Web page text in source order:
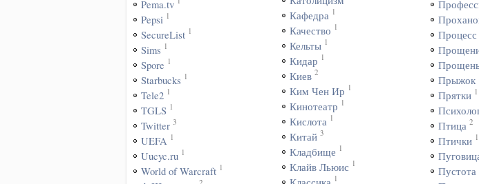
Pema.tv
Pepsi 1
SecureList 1
Sims 1
Spore 1
Starbucks 1
Tele2 1
TGLS 1
Twitter 3
UEFA 1
Uucyc.ru 1
World of Warcraft 1
Кафедра 1
Качество 1
Кельты 1
Кидар 1
Киев 2
Ким Чен Ир 1
Кинотеатр 1
Кислота 1
Китай 3
Кладбище 1
Клайв Льюис 1
1
Процесс
Прыжок
Прятки 1
Птица 2
Птички 1
Пустота